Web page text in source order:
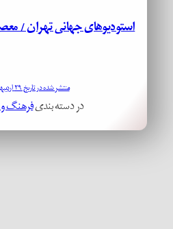
استودیوهای جهانی تهران /
منتشر شده در تاریخ ۲۹ اردیبهشت, ۱۳۹۹
در دسته بندیفرهنگ